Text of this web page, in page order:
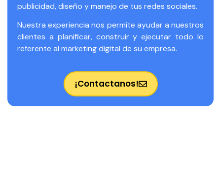
publicidad, diseño y manejo de tus redes sociales.
Nuestra experiencia nos permite ayudar a nuestros
clientes a planificar, construir y ejecutar todo lo
referente al marketing digital de su empresa.
¡Contactanos!